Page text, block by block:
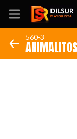
Inicio
560-3
(Código: